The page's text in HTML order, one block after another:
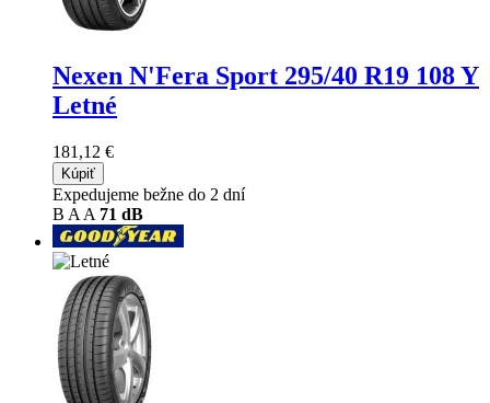
Nexen N'Fera Sport 295/40 R19 108 Y
Letné
181,12 €
Kúpiť
Expedujeme bežne do 2 dní
B A A 71 dB